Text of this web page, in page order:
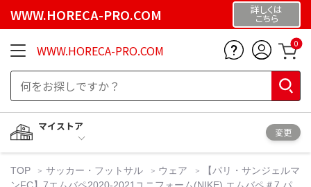
WWW.HORECA-PRO.COM 詳しくは
こちら
WWW.HORECA-PRO.COM 0
マイストア
変更
TOP サッカー・フットサル ウェア
【パリ・サンジェルマ